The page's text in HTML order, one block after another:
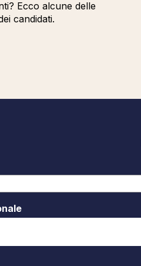
Ecco alcune delle
candidati.